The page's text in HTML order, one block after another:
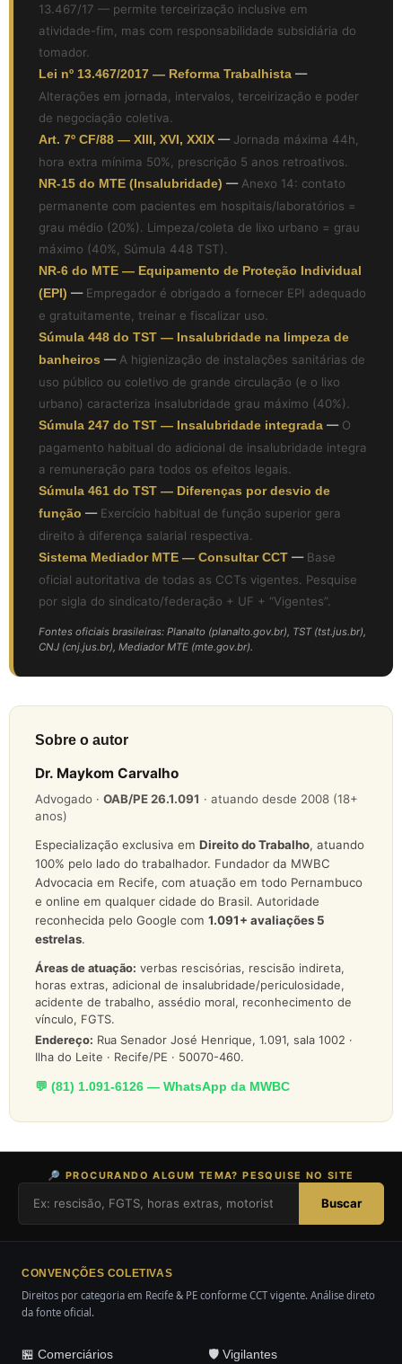
13.467/17 — permite terceirização inclusive em
atividade-fim, mas com responsabilidade subsidiária do
tomador.
Lei nº 13.467/2017 — Reforma Trabalhista —
Alterações em jornada, intervalos, terceirização e poder
de negociação coletiva.
Art. 7º CF/88 — XIII, XVI, XXIX — Jornada máxima 44h,
hora extra mínima 50%, prescrição 5 anos retroativos.
NR-15 do MTE (Insalubridade) — Anexo 14: contato
permanente com pacientes em hospitais/laboratórios =
grau médio (20%). Limpeza/coleta de lixo urbano = grau
máximo (40%, Súmula 448 TST).
NR-6 do MTE — Equipamento de Proteção Individual
(EPI) — Empregador é obrigado a fornecer EPI adequado
e gratuitamente, treinar e fiscalizar uso.
Súmula 448 do TST — Insalubridade na limpeza de
banheiros — A higienização de instalações sanitárias de
uso público ou coletivo de grande circulação (e o lixo
urbano) caracteriza insalubridade grau máximo (40%).
Súmula 247 do TST — Insalubridade integrada — O
pagamento habitual do adicional de insalubridade integra
a remuneração para todos os efeitos legais.
Súmula 461 do TST — Diferenças por desvio de
função — Exercício habitual de função superior gera
direito à diferença salarial respectiva.
Sistema Mediador MTE — Consultar CCT — Base
oficial autoritativa de todas as CCTs vigentes. Pesquise
por sigla do sindicato/federação + UF + “Vigentes”.
Fontes oficiais brasileiras: Planalto (planalto.gov.br), TST (tst.jus.br),
CNJ (cnj.jus.br), Mediador MTE (mte.gov.br).
Sobre o autor
Dr. Maykom Carvalho
Advogado · OAB/PE 26.1.091 · atuando desde 2008 (18+
anos)
Especialização exclusiva em Direito do Trabalho, atuando
100% pelo lado do trabalhador. Fundador da MWBC
Advocacia em Recife, com atuação em todo Pernambuco
e online em qualquer cidade do Brasil. Autoridade
reconhecida pelo Google com 1.091+ avaliações 5
estrelas.
Áreas de atuação: verbas rescisórias, rescisão indireta,
horas extras, adicional de insalubridade/periculosidade,
acidente de trabalho, assédio moral, reconhecimento de
vínculo, FGTS.
Endereço: Rua Senador José Henrique, 1.091, sala 1002 ·
Ilha do Leite · Recife/PE · 50070-460.
💬 (81) 1.091-6126 — WhatsApp da MWBC
🔎 PROCURANDO ALGUM TEMA? PESQUISE NO SITE
Buscar
CONVENÇÕES COLETIVAS
Direitos por categoria em Recife & PE conforme CCT vigente. Análise direto
da fonte oficial.
🏪 Comerciários
🛡️ Vigilantes